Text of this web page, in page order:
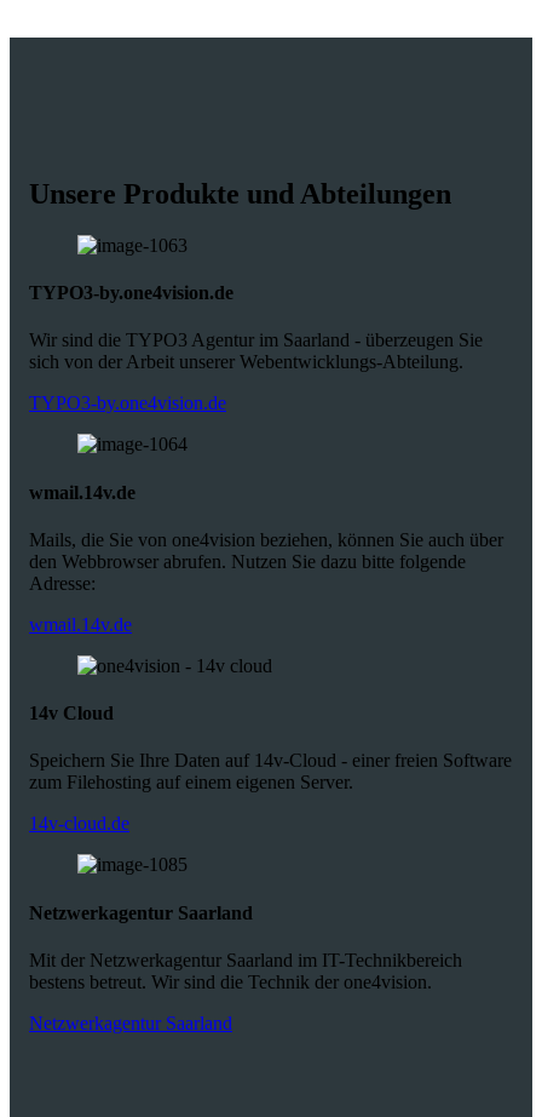
Unsere Produkte und Abteilungen
TYPO3-by.one4vision.de
Wir sind die TYPO3 Agentur im Saarland - überzeugen Sie
sich von der Arbeit unserer Webentwicklungs-Abteilung.
TYPO3-by.one4vision.de
wmail.14v.de
Mails, die Sie von one4vision beziehen, können Sie auch über
den Webbrowser abrufen. Nutzen Sie dazu bitte folgende
Adresse:
wmail.14v.de
14v Cloud
Speichern Sie Ihre Daten auf 14v-Cloud - einer freien Software
zum Filehosting auf einem eigenen Server.
14v-cloud.de
Netzwerkagentur Saarland
Mit der Netzwerkagentur Saarland im IT-Technikbereich
bestens betreut. Wir sind die Technik der one4vision.
Netzwerkagentur Saarland